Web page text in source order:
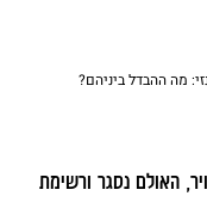
מה ההבדל ביניהם?
האולם נסגר ורשימת